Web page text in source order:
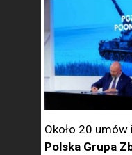
Około 20
Polska Grupa